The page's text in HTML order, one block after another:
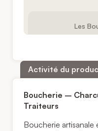
Les
Activité du
Boucherie –
Traiteurs
Boucherie artisanale